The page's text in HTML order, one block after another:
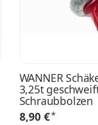
WANNER
3,25t
Schraubbolzen
8,90 €*